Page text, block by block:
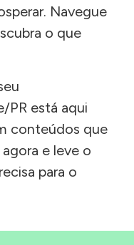
Navegue
o que
PR está aqui
conteúdos que
e leve o
para o